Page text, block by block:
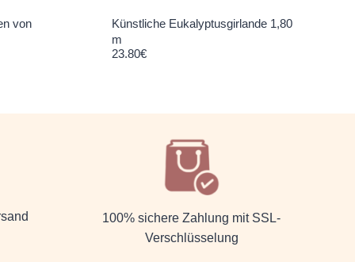
von
Künstliche Eukalyptusgirlande 1,80
m
23.80€
100% sichere Zahlung mit SSL-
Verschlüsselung